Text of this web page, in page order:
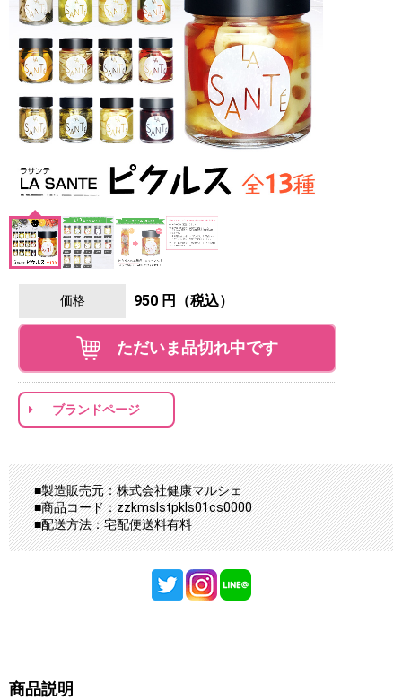
価格 950 円（税込）
ただいま品切れ中です
ブランドページ
■製造販売元：株式会社健康マルシェ
■商品コード：zzkmslstpkls01cs0000
■配送方法：宅配便送料有料
商品説明